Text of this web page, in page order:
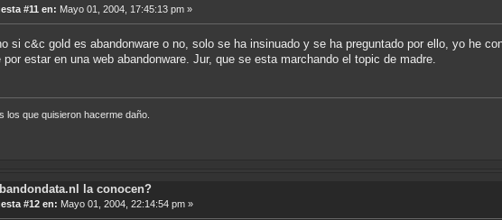
#11 en: Mayo 01, 2004, 17:45:13 pm »
si c&c gold es abandonware o no, solo se ha insinuado y se ha preguntado por ello, yo he
por estar en una web abandonware. Jur, que se esta marchando el topic de madre.
los que quisieron hacerme daño.
la conocen?
#12 en: Mayo 01, 2004, 22:14:54 pm »